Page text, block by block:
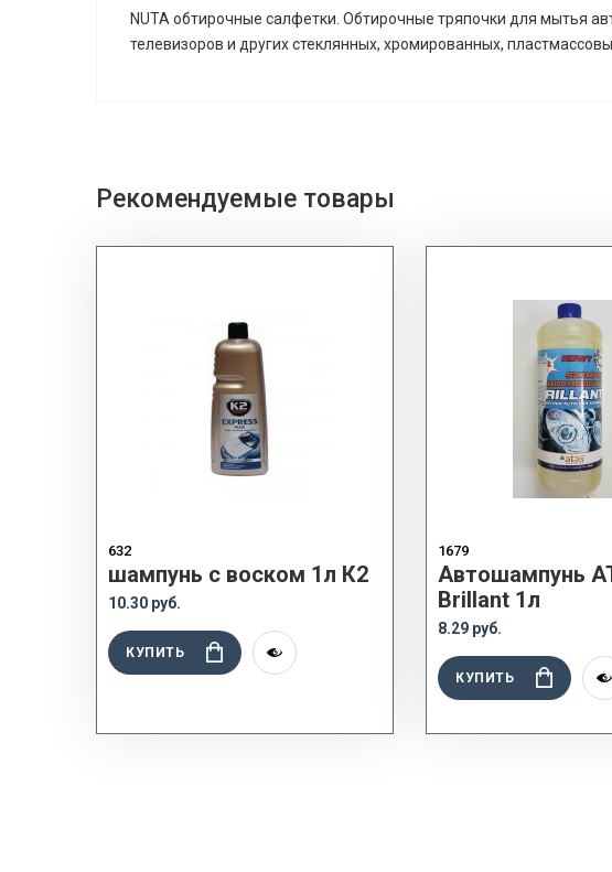
NUTA обтирочные салфетки. Обтирочные тряпочки для мытья
телевизоров и других стеклянных, хромированных,
Рекомендуемые товары
632
шампунь с воском 1л К2
10.30 руб.
КУПИТЬ
1679
Автошампунь
Brillant 1л
8.29 руб.
КУПИТЬ